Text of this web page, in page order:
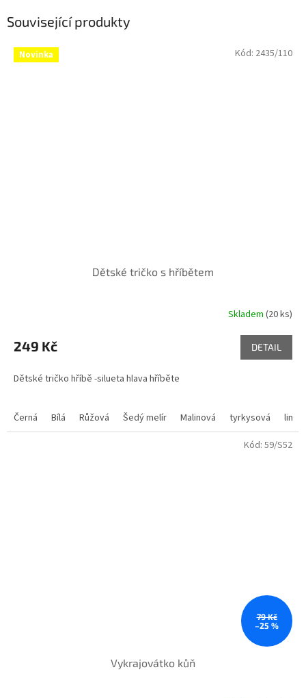
Související produkty
Novinka
Dětské tričko s hříbětem
Skladem (20 ks)
249 Kč DETAIL
Dětské tričko hříbě -silueta hlava hříběte
Černá Bílá Růžová Šedý melír Malinová tyrkysová
Kód: 2435/110
79 Kč
–25 %
Vykrajovátko kůň
Kód: 59/S52